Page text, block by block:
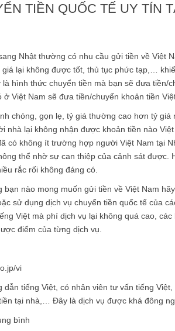
TIỀN QUỐC TẾ UY TÍN
Nhật thường có nhu cầu gửi tiền về Việt
lại không được tốt, thủ tục phức tạp,…
là hình thức chuyển tiền mà bạn sẽ đưa
Việt Nam sẽ đưa tiền/chuyển khoản tiền
chóng, gọn lẹ, tỷ giá thường cao hơn tỷ
nhà lại không nhận được khoản tiền nào
có không ít trường hợp người Việt Nam tại
thể nhờ sự can thiệp của cảnh sát
rắc rối không đáng có.
bạn nào mong muốn gửi tiền về Việt Nam
sử dụng dịch vụ chuyển tiền quốc tế của
Việt mà phí dịch vụ lại không quá cao,
điểm của từng dịch vụ.
vi
dẫn tiếng Việt, có nhân viên tư vấn tiếng
tại nhà,… Đây là dịch vụ được khá đông
bình